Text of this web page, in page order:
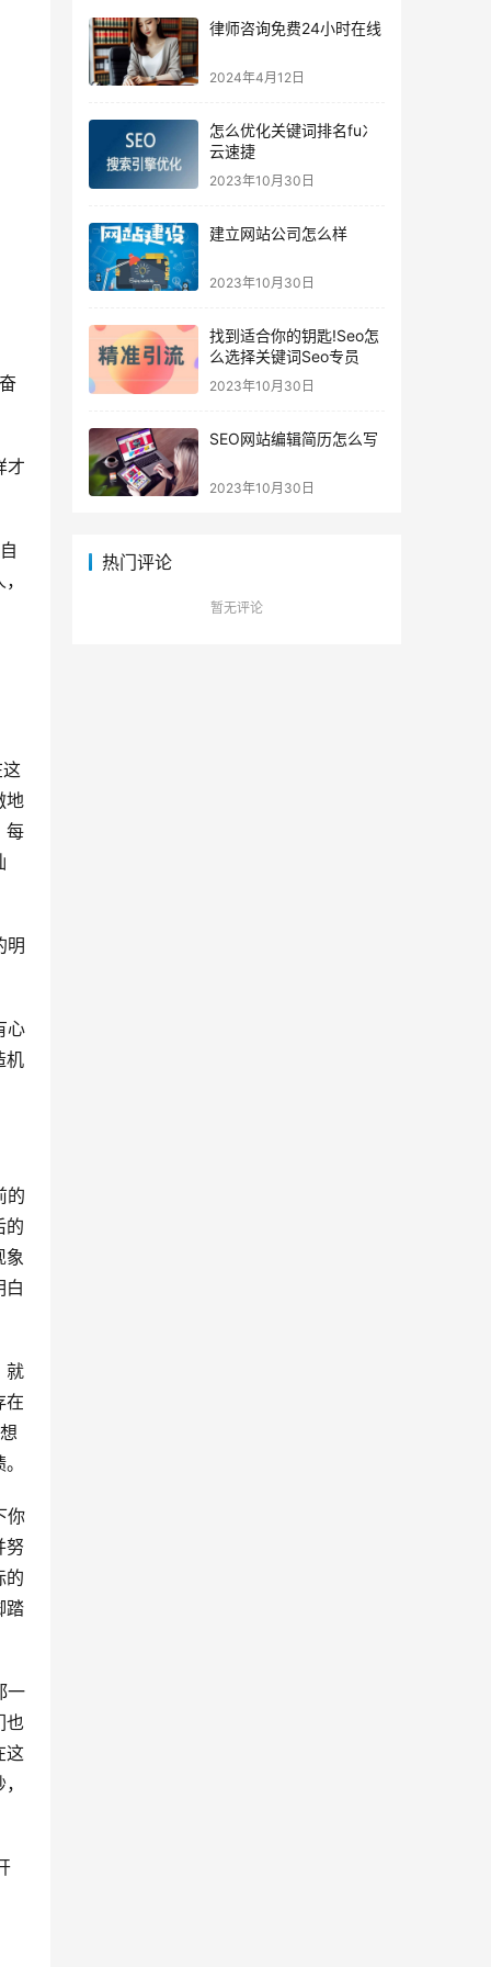
才
地
每
明
心
机
的
的
象
白
就
在
你
努
的
踏
一
也
这
律师咨询免费24小时在线
2024年4月12日
怎么优化关键词排名fu冫
云速捷
2023年10月30日
建立网站公司怎么样
2023年10月30日
找到适合你的钥匙!Seo怎
么选择关键词Seo专员
2023年10月30日
SEO网站编辑简历怎么写
2023年10月30日
热门评论
暂无评论